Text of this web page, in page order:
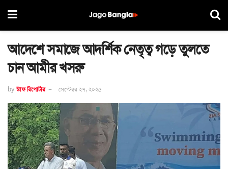
আদেশে সমাজে আদর্শিক নেতৃত্ব গড়ে তুলতে
চান আমীর খসরু
by স্টাফ রিপোর্টার সেপ্টেম্বর ২৭, ২০২৫